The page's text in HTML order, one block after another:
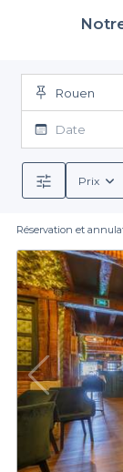
Rouen
Date
Prix
Réservation et